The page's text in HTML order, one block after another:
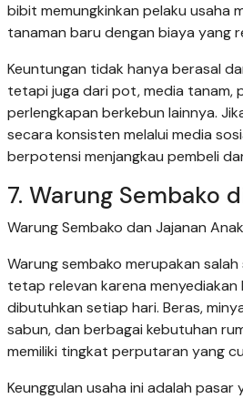
bibit memungkinkan pelaku usaha
tanaman baru dengan biaya yang
Keuntungan tidak hanya berasal
tetapi juga dari pot, media tanam,
perlengkapan berkebun lainnya.
secara konsisten melalui media
berpotensi menjangkau pembeli
7. Warung Sembako
Warung Sembako dan Jajanan
Warung sembako merupakan
tetap relevan karena
dibutuhkan setiap hari. Beras,
sabun, dan berbagai kebutuhan
memiliki tingkat perputaran yang
Keunggulan usaha ini adalah pasar